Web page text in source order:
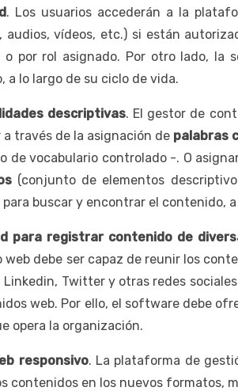
. Los usuarios accederán a la
audios, vídeos, etc.) si están
o por rol asignado. Por otro lado, la
a lo largo de su ciclo de vida.
descriptivas. El gestor de
a través de la asignación de palabras
de vocabulario controlado -. O
(conjunto de elementos
buscar y encontrar el contenido,
para registrar contenido de
web debe ser capaz de reunir los
Linkedin, Twitter y otras redes
web. Por ello, el software debe
opera la organización.
responsivo. La plataforma de
contenidos en los nuevos formatos,